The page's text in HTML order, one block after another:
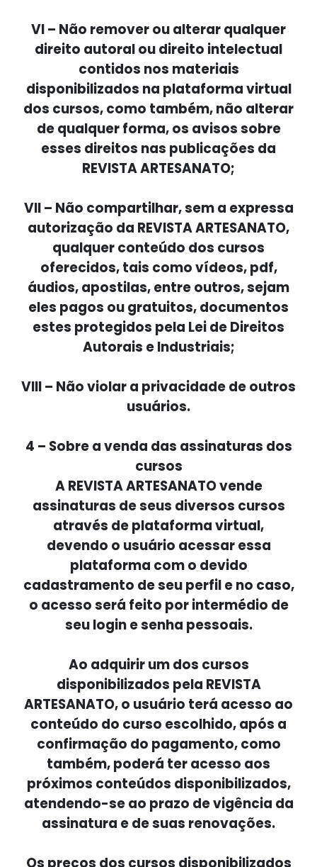
VI – Não remover ou alterar qualquer
direito autoral ou direito intelectual
contidos nos materiais
disponibilizados na plataforma virtual
dos cursos, como também, não alterar
de qualquer forma, os avisos sobre
esses direitos nas publicações da
REVISTA ARTESANATO;
VII – Não compartilhar, sem a expressa
autorização da REVISTA ARTESANATO,
qualquer conteúdo dos cursos
oferecidos, tais como vídeos, pdf,
áudios, apostilas, entre outros, sejam
eles pagos ou gratuitos, documentos
estes protegidos pela Lei de Direitos
Autorais e Industriais;
VIII – Não violar a privacidade de outros
usuários.
4 – Sobre a venda das assinaturas dos
cursos
A REVISTA ARTESANATO vende
assinaturas de seus diversos cursos
através de plataforma virtual,
devendo o usuário acessar essa
plataforma com o devido
cadastramento de seu perfil e no caso,
o acesso será feito por intermédio de
seu login e senha pessoais.
Ao adquirir um dos cursos
disponibilizados pela REVISTA
ARTESANATO, o usuário terá acesso ao
conteúdo do curso escolhido, após a
confirmação do pagamento, como
também, poderá ter acesso aos
próximos conteúdos disponibilizados,
atendendo-se ao prazo de vigência da
assinatura e de suas renovações.
Os preços dos cursos disponibilizados